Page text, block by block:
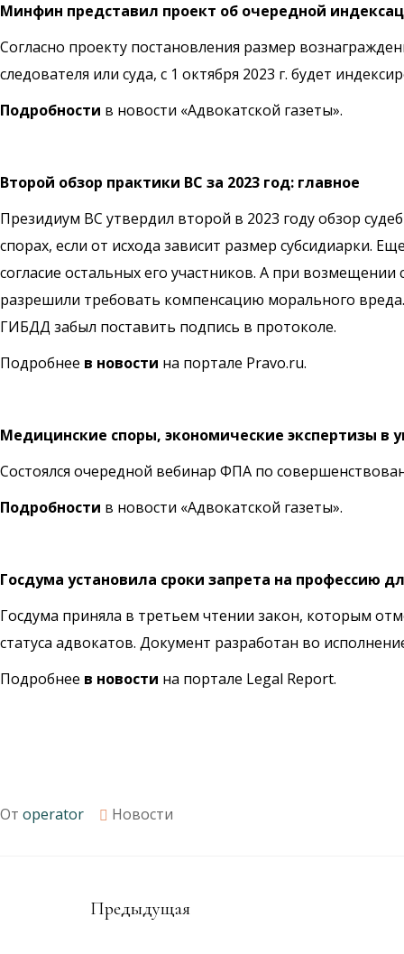
Минфин представил проект об очередной
Согласно проекту постановления размер
следователя или суда, с 1 октября 2023 г. будет
Подробности в новости «Адвокатской газеты».
Второй обзор практики ВС за 2023 год: главное
Президиум ВС утвердил второй в 2023 году обзор
спорах, если от исхода зависит размер субсидиарки.
согласие остальных его участников. А при
разрешили требовать компенсацию морального
ГИБДД забыл поставить подпись в протоколе.
Подробнее в новости на портале Pravo.ru.
Медицинские споры, экономические экспертизы в
Состоялся очередной вебинар ФПА по
Подробности в новости «Адвокатской газеты».
Госдума установила сроки запрета на профессию
Госдума приняла в третьем чтении закон, которым
статуса адвокатов. Документ разработан во
Подробнее в новости на портале Legal Report.
От operator Новости
Предыдущая